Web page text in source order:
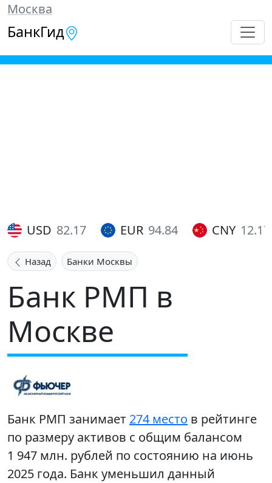
Москва
БанкГид
USD 82.17 EUR 94.84 CNY 12.17
Назад Банки Москвы
Банк РМП в
Москве
Банк РМП занимает 274 место в рейтинге
по размеру активов с общим балансом
1 947 млн. рублей по состоянию на июнь
2025 года. Банк уменьшил данный